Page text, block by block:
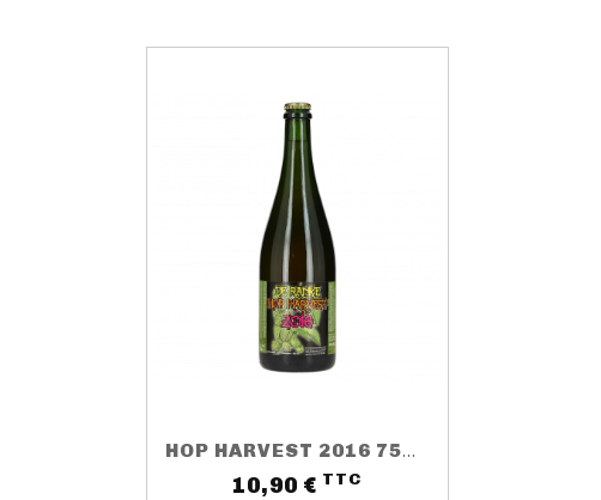
HOP HARVEST 2016 75CL 5.5%
10,90 € TTC